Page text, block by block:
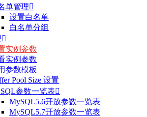
单管理
设置白名单
白名单分组

实例参数
实例参数
参数模板
Pool Size 设置
参数一览表
MySQL5.6开放参数一览表
MySQL5.7开放参数一览表